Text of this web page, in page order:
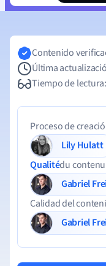
Contenido
Última
Tiempo de
Proceso de
Lily Hulatt
Qualitédu
Gabriel
Calidad del
Gabriel